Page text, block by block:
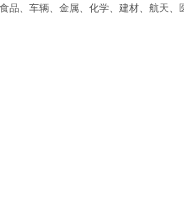
品、车辆、金属、化学、建材、航天